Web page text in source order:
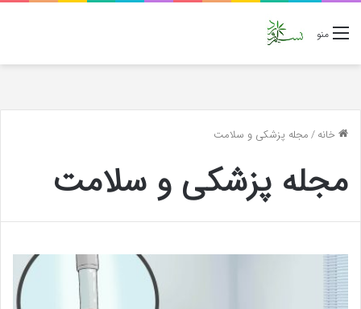
منو
خانه/مجله پزشکی و سلامت
مجله پزشکی و سلامت